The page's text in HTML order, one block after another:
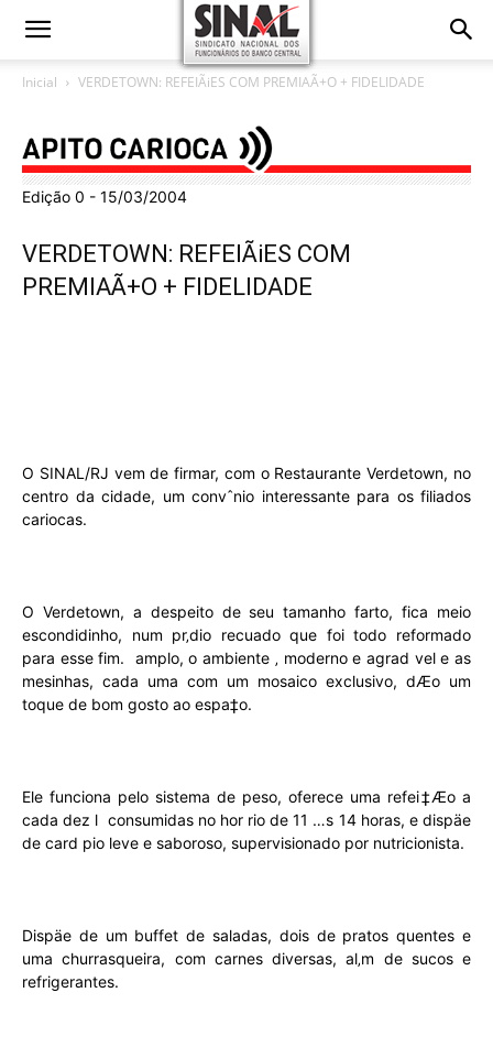
Inicial VERDETOWN: REFEIÃiES COM PREMIAÃ+O + FIDELIDADE
Edição 0 - 15/03/2004
VERDETOWN: REFEIÃiES COM
PREMIAÃ+O + FIDELIDADE
O SINAL/RJ vem de firmar, com o Restaurante Verdetown, no
centro da cidade, um convˆnio interessante para os filiados
cariocas.
O Verdetown, a despeito de seu tamanho farto, fica meio
escondidinho, num pr‚dio recuado que foi todo reformado
para esse fim.  amplo, o ambiente ‚ moderno e agrad vel e as
mesinhas, cada uma com um mosaico exclusivo, dÆo um
toque de bom gosto ao espa‡o.
Ele funciona pelo sistema de peso, oferece uma refei‡Æo a
cada dez l consumidas no hor rio de 11 …s 14 horas, e dispäe
de card pio leve e saboroso, supervisionado por nutricionista.
Dispäe de um buffet de saladas, dois de pratos quentes e
uma churrasqueira, com carnes diversas, al‚m de sucos e
refrigerantes.